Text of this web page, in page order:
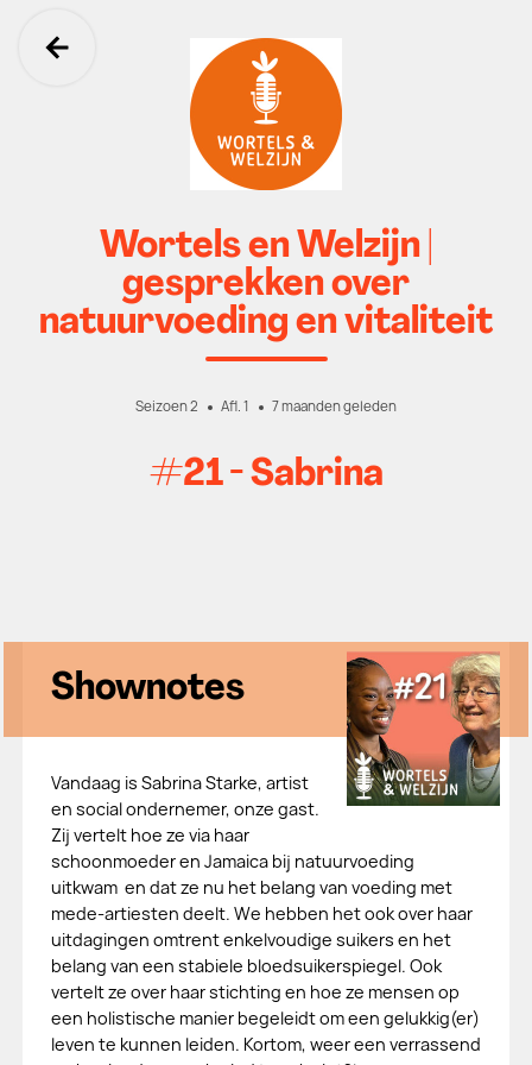
Ga terug
Wortels en Welzijn |
gesprekken over
natuurvoeding en vitaliteit
Seizoen 2 Afl. 1 7 maanden geleden
#21 - Sabrina
Shownotes
Vandaag is Sabrina Starke, artist
en social ondernemer, onze gast.
Zij vertelt hoe ze via haar
schoonmoeder en Jamaica bij natuurvoeding
uitkwam en dat ze nu het belang van voeding met
mede-artiesten deelt. We hebben het ook over haar
uitdagingen omtrent enkelvoudige suikers en het
belang van een stabiele bloedsuikerspiegel. Ook
vertelt ze over haar stichting en hoe ze mensen op
een holistische manier begeleidt om een gelukkig(er)
leven te kunnen leiden. Kortom, weer een verrassend